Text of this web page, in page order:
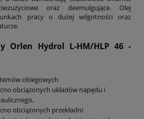
oraz deemulgujące. Olej
pracy o dużej wilgotności oraz
Orlen Hydrol L-HM/HLP 46 -
obiegowych
obciążonych układów napędu i
obciążonych przekładni